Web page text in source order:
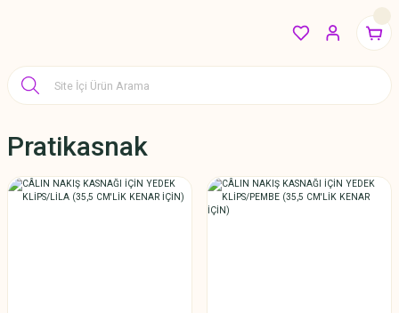
Pratikasnak